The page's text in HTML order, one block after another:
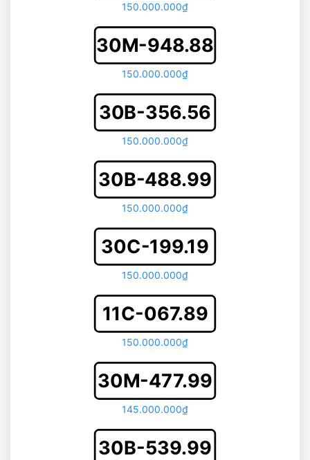
150.000.000₫
30M-948.88
150.000.000₫
30B-356.56
150.000.000₫
30B-488.99
150.000.000₫
30C-199.19
150.000.000₫
11C-067.89
150.000.000₫
30M-477.99
145.000.000₫
30B-539.99